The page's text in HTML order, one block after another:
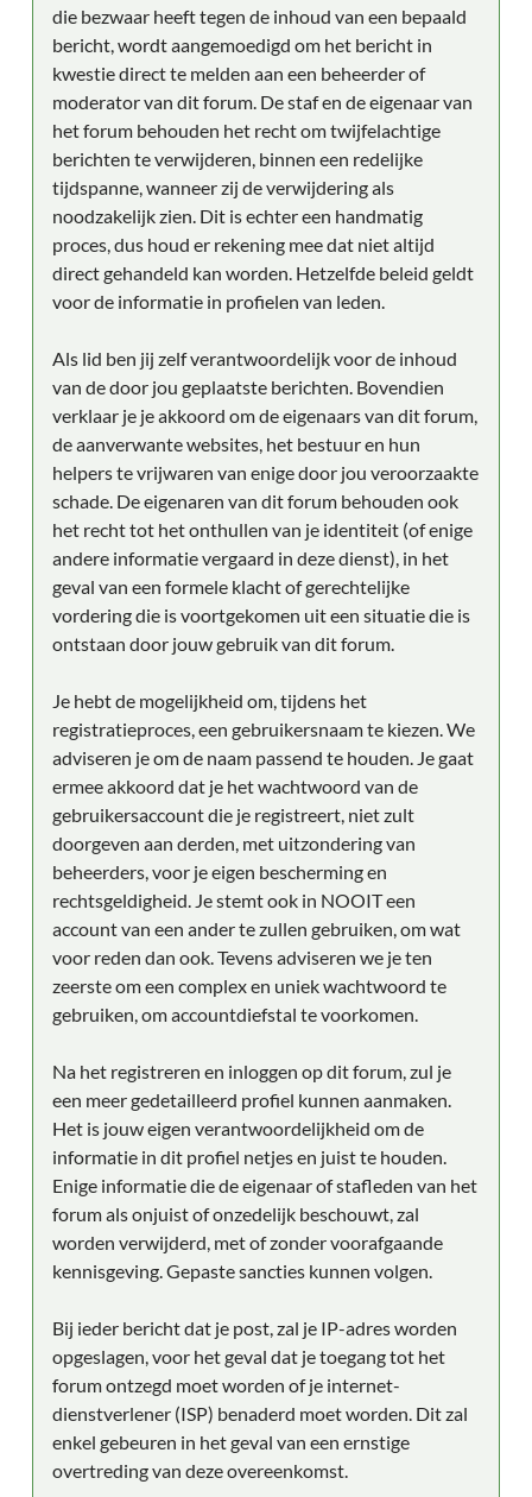
die bezwaar heeft tegen de inhoud van een bepaald
bericht, wordt aangemoedigd om het bericht in
kwestie direct te melden aan een beheerder of
moderator van dit forum. De staf en de eigenaar van
het forum behouden het recht om twijfelachtige
berichten te verwijderen, binnen een redelijke
tijdspanne, wanneer zij de verwijdering als
noodzakelijk zien. Dit is echter een handmatig
proces, dus houd er rekening mee dat niet altijd
direct gehandeld kan worden. Hetzelfde beleid geldt
voor de informatie in profielen van leden.
Als lid ben jij zelf verantwoordelijk voor de inhoud
van de door jou geplaatste berichten. Bovendien
verklaar je je akkoord om de eigenaars van dit forum,
de aanverwante websites, het bestuur en hun
helpers te vrijwaren van enige door jou veroorzaakte
schade. De eigenaren van dit forum behouden ook
het recht tot het onthullen van je identiteit (of enige
andere informatie vergaard in deze dienst), in het
geval van een formele klacht of gerechtelijke
vordering die is voortgekomen uit een situatie die is
ontstaan door jouw gebruik van dit forum.
Je hebt de mogelijkheid om, tijdens het
registratieproces, een gebruikersnaam te kiezen. We
adviseren je om de naam passend te houden. Je gaat
ermee akkoord dat je het wachtwoord van de
gebruikersaccount die je registreert, niet zult
doorgeven aan derden, met uitzondering van
beheerders, voor je eigen bescherming en
rechtsgeldigheid. Je stemt ook in NOOIT een
account van een ander te zullen gebruiken, om wat
voor reden dan ook. Tevens adviseren we je ten
zeerste om een complex en uniek wachtwoord te
gebruiken, om accountdiefstal te voorkomen.
Na het registreren en inloggen op dit forum, zul je
een meer gedetailleerd profiel kunnen aanmaken.
Het is jouw eigen verantwoordelijkheid om de
informatie in dit profiel netjes en juist te houden.
Enige informatie die de eigenaar of stafleden van het
forum als onjuist of onzedelijk beschouwt, zal
worden verwijderd, met of zonder voorafgaande
kennisgeving. Gepaste sancties kunnen volgen.
Bij ieder bericht dat je post, zal je IP-adres worden
opgeslagen, voor het geval dat je toegang tot het
forum ontzegd moet worden of je internet-
dienstverlener (ISP) benaderd moet worden. Dit zal
enkel gebeuren in het geval van een ernstige
overtreding van deze overeenkomst.